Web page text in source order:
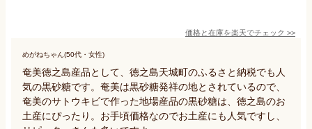
価格と在庫を楽天でチェック >>
めがねちゃん(50代・女性)
奄美徳之島産品として、徳之島天城町のふるさと納税でも人
気の黒砂糖です。奄美は黒砂糖発祥の地とされているので、
奄美のサトウキビで作った地場産品の黒砂糖は、徳之島のお
土産にぴったり。お手頃価格なのでお土産にも人気ですし、